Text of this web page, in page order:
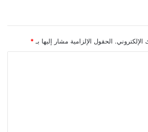
الحقول الإلزامية مشار إليها بـ*